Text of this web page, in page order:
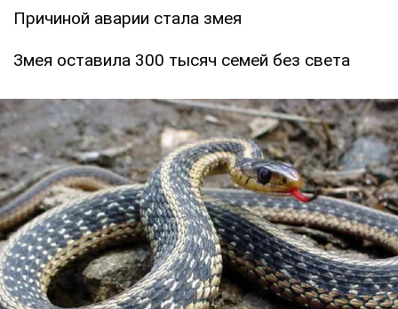
Причиной аварии стала змея
Змея оставила 300 тысяч семей без света